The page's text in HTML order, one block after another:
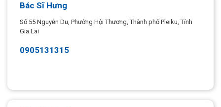
Bác Sĩ Hưng
Số 55 Nguyễn Du, Phường Hội Thương, Thành phố Pleiku, Tỉnh
Gia Lai
0905131315